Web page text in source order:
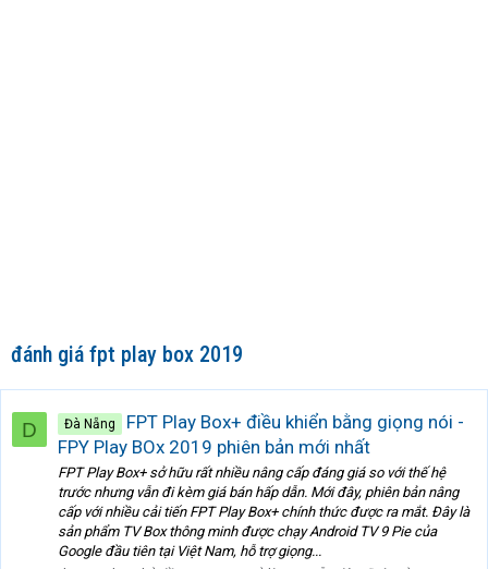
đánh giá fpt play box 2019
D Đà Nẵng
FPT Play Box+ điều khiển bằng giọng nói -
FPY Play BOx 2019 phiên bản mới nhất
FPT Play Box+ sở hữu rất nhiều nâng cấp đáng giá so với thế hệ
trước nhưng vẫn đi kèm giá bán hấp dẫn. Mới đây, phiên bản nâng
cấp với nhiều cải tiến FPT Play Box+ chính thức được ra mắt. Đây là
sản phẩm TV Box thông minh được chạy Android TV 9 Pie của
Google đầu tiên tại Việt Nam, hỗ trợ giọng...